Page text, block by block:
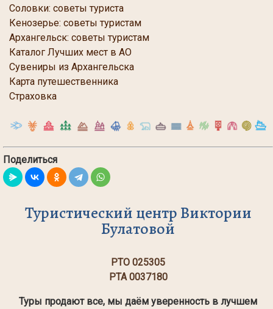
Соловки: советы туриста
Кенозерье: советы туристам
Архангельск: советы туристам
Каталог Лучших мест в АО
Сувениры из Архангельска
Карта путешественника
Страховка
Поделиться
Туристический центр Виктории
Булатовой
РТО 025305
РТА 0037180
Туры продают все, мы даём уверенность в лучшем